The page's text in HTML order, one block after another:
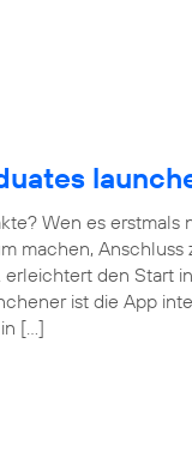
Wen es
machen,
den Start
ist die App
[…]